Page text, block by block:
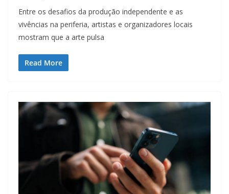
Entre os desafios da produção independente e as
vivências na periferia, artistas e organizadores locais
mostram que a arte pulsa
Read More